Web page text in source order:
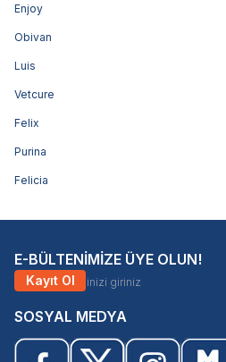
Enjoy
Obivan
Luis
Vetcure
Felix
Purina
Felicia
E-BÜLTENİMİZE ÜYE OLUN!
Kayıt Ol
SOSYAL MEDYA